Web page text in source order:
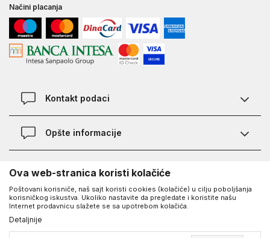
Načini placanja
Kontakt podaci
Chat
Opšte informacije
Najčešća pitanja
Kako kupiti
Načini plaćanja
Zamena veličine i zamena artikla
O Under Armour-u
O nama - priča o UA
Karijera
UA Social
Facebook
Ova web-stranica koristi kolačiće
Poštovani korisniče, naš sajt koristi cookies (kolačiće) u cilju poboljšanja
korisničkog iskustva. Ukoliko nastavite da pregledate i koristite našu
Internet prodavnicu slažete se sa upotrebom kolačića.
Detaljnije